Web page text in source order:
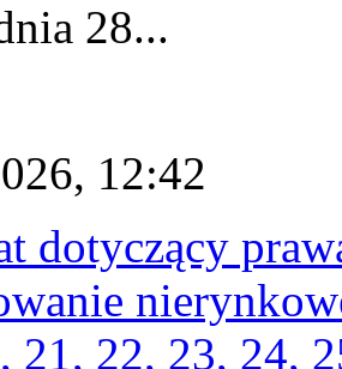
28...
12:42
dotyczący
21, 22, 23, 24,